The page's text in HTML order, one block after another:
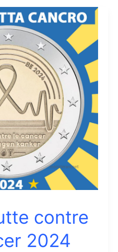
contre
2024